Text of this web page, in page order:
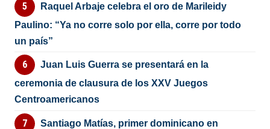
Raquel Arbaje celebra el oro de Marileidy
Paulino: “Ya no corre solo por ella, corre por todo
un país”
Juan Luis Guerra se presentará en la
ceremonia de clausura de los XXV Juegos
Centroamericanos
Santiago Matías, primer dominicano en